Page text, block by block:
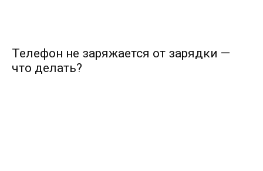
Телефон не заряжается от зарядки —
что делать?